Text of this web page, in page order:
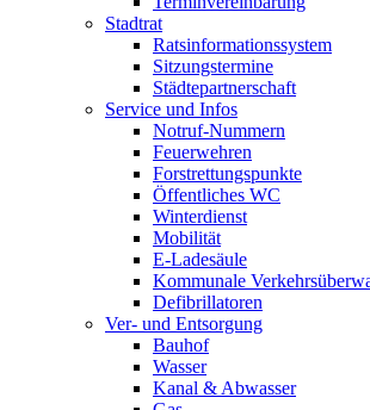
Stadtrat
Ratsinformationssystem
Sitzungstermine
Städtepartnerschaft
Service und Infos
Notruf-Nummern
Feuerwehren
Forstrettungspunkte
Öffentliches WC
Winterdienst
Mobilität
E-Ladesäule
Kommunale
Defibrillatoren
Ver- und Entsorgung
Bauhof
Wasser
Kanal & Abwasser